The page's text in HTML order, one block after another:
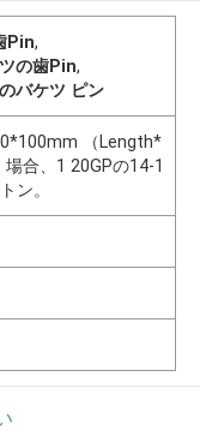
Pin,
の歯Pin,
バケツ ピン
（Length*
合、1 20GPの14-1
ン。